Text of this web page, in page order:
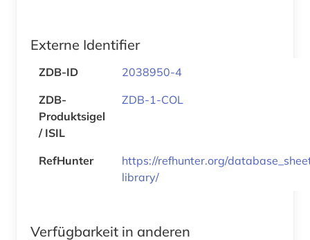
Externe Identifier
ZDB-ID
2038950-4
ZDB-
Produktsigel
/ ISIL
ZDB-1-COL
RefHunter
https://refhunter.org/
library/
Verfügbarkeit in anderen